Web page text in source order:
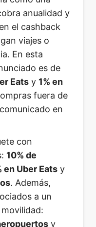
anualidad y
el cashback
viajes o
En esta
es de
Eatsy 1% en
fuera de
en
con
10% de
en Uber Eatsy
. Además,
a un
y